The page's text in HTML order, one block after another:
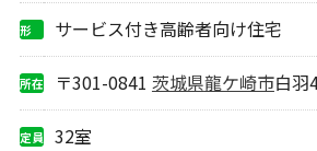
形
サービス付き高齢者向け住宅
所在
〒301-0841 茨城県龍ケ崎市白羽
定員 32室